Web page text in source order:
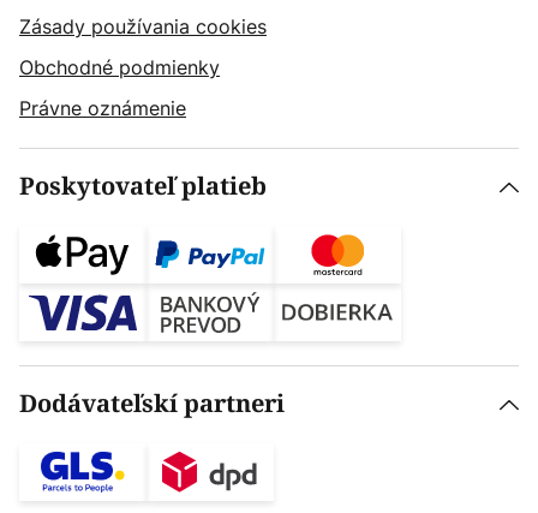
Zásady používania cookies
Obchodné podmienky
Právne oznámenie
Poskytovateľ platieb
Dodávateľskí partneri